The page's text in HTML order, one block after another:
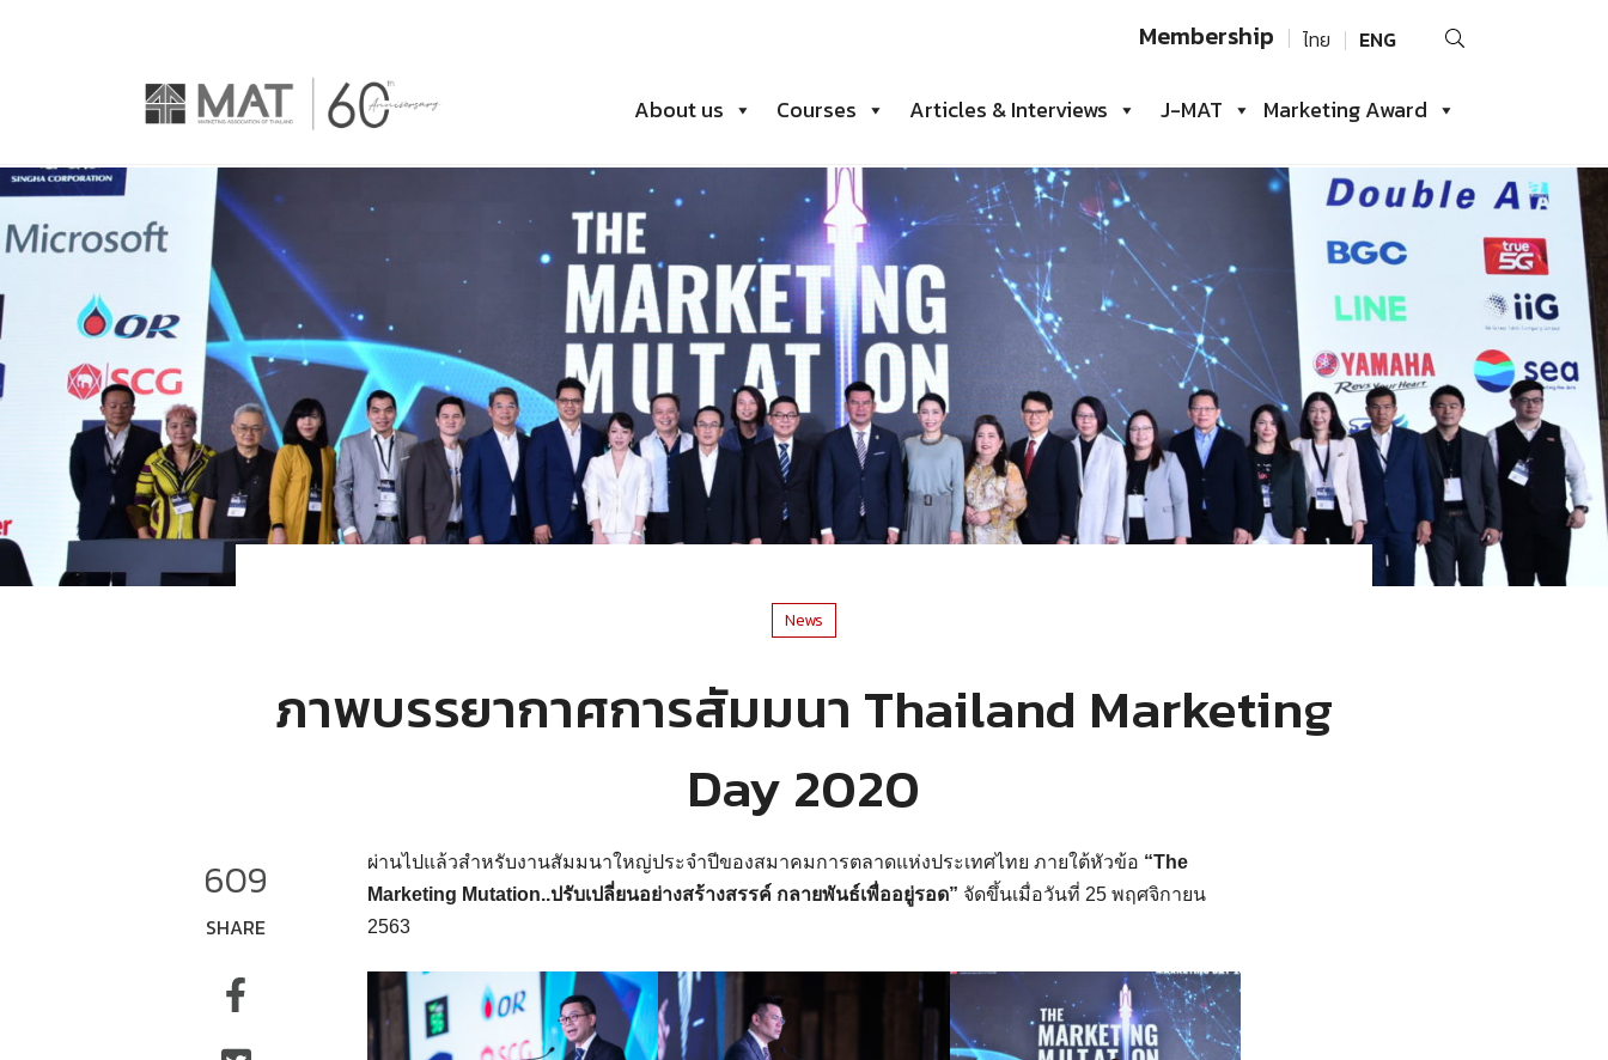
Membership ไทย ENG
Search
About us
Courses Articles & Interviews J-MAT Marketing Award
News
ภาพบรรยากาศการสัมมนา Thailand Marketing
Day 2020
609
SHARE
ผ่านไปแล้วสำหรับงานสัมมนาใหญ่ประจำปีของสมาคมการตลาดแห่งประเทศไทย ภายใต้หัวข้อ “The
Marketing Mutation..ปรับเปลี่ยนอย่างสร้างสรรค์ กลายพันธ์เพื่ออยู่รอด” จัดขึ้นเมื่อวันที่ 25 พฤศจิกายน
2563